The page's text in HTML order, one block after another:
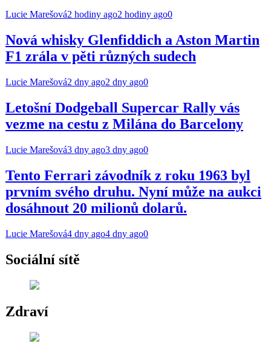
Lucie Marešová2 hodiny ago2 hodiny ago0
Nová whisky Glenfiddich a Aston Martin
F1 zrála v pěti různých sudech
Lucie Marešová2 dny ago2 dny ago0
Letošní Dodgeball Supercar Rally vás
vezme na cestu z Milána do Barcelony
Lucie Marešová3 dny ago3 dny ago0
Tento Ferrari závodník z roku 1963 byl
prvním svého druhu. Nyní může na aukci
dosáhnout 20 milionů dolarů.
Lucie Marešová4 dny ago4 dny ago0
Sociální sítě
Zdraví